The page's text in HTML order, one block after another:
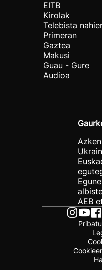
EITB
Kirolak
Telebista
Primeran
Gaztea
Makusi
Guau - Gure
Audioa
AEB